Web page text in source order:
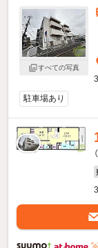
すべての写真
駐車場あり